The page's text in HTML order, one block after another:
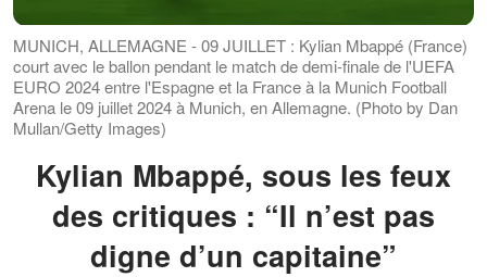
MUNICH, ALLEMAGNE - 09 JUILLET : Kylian Mbappé (France)
court avec le ballon pendant le match de demi-finale de l'UEFA
EURO 2024 entre l'Espagne et la France à la Munich Football
Arena le 09 juillet 2024 à Munich, en Allemagne. (Photo by Dan
Mullan/Getty Images)
Kylian Mbappé, sous les feux
des critiques : “Il n’est pas
digne d’un capitaine”